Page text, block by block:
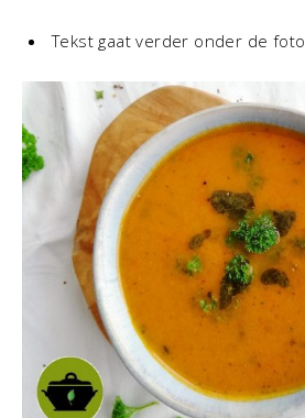
Tekst gaat verder onder de foto